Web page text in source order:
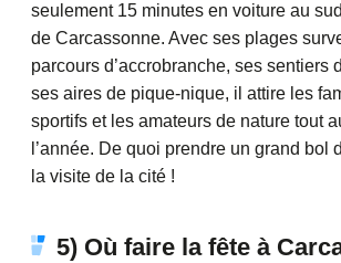
seulement 15 minutes en voiture au
de Carcassonne. Avec ses plages
parcours d’accrobranche, ses sentiers
ses aires de pique-nique, il attire les
sportifs et les amateurs de nature tout
l’année. De quoi prendre un grand bol
la visite de la cité !
5) Où faire la fête à